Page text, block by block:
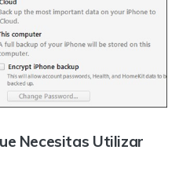
Necesitas Utilizar